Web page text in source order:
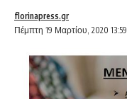
Πέμπτη 19 Μαρτίου, 2020 13:59
florinapress.gr